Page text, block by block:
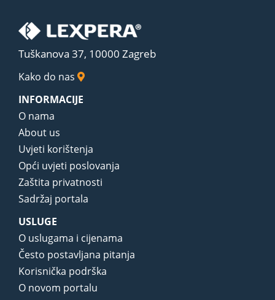
Tuškanova 37, 10000 Zagreb
Kako do nas
INFORMACIJE
O nama
About us
Uvjeti korištenja
Opći uvjeti poslovanja
Zaštita privatnosti
Sadržaj portala
USLUGE
O uslugama i cijenama
Često postavljana pitanja
Korisnička podrška
O novom portalu